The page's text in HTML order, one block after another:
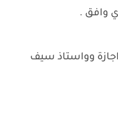
وافق .
وواستاذ سيف